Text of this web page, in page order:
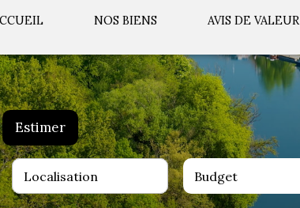
NOS BIENS AVIS DE VALEUR
Estimer
Budget